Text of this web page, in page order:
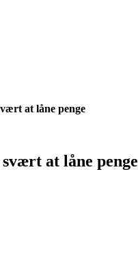
at låne penge
at låne penge